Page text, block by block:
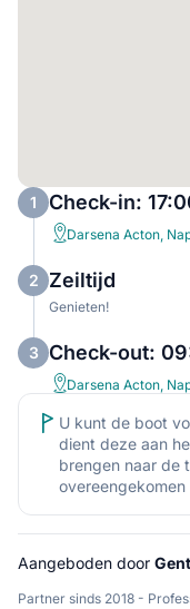
1 Check-in:
Darsena Acton,
2 Zeiltijd
Genieten!
3 Check-out:
Darsena Acton,
U kunt de boot
dient deze aan
brengen naar de
Aangeboden door
Partner sinds 2018 -